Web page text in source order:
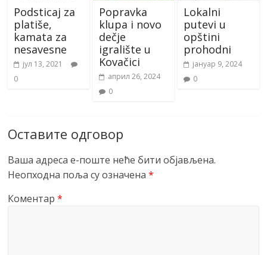
Podsticaj za
platiše,
kamata za
nesavesne
јул 13, 2021
0
Popravka
klupa i novo
dečje
igralište u
Kovačici
април 26, 2024
0
Lokalni
putevi u
opštini
prohodni
јануар 9, 2024
0
Оставите одговор
Ваша адреса е-поште неће бити објављена.
Неопходна поља су означена*
Коментар*